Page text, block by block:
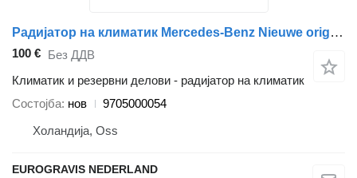
Радијатор на климатик Mercedes-Benz Nieuwe originele 9705000054 за камион влекач Mercedes-Benz ATEGO
100 € Без ДДВ
Климатик и резервни делови - радијатор на климатик
Состојба нов
9705000054
Холандија, Oss
EUROGRAVIS NEDERLAND